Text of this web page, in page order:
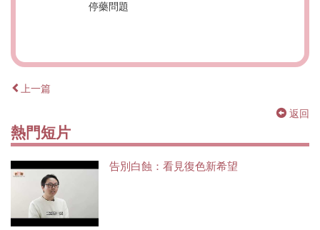
停藥問題
上一篇
返回
熱門短片
告別白蝕：看見復色新希望